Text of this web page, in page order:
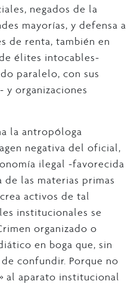
negados de la
mayorías, y defensa a
de renta, también en
élites intocables-
paralelo, con sus
organizaciones
la antropóloga
negativa del oficial,
ilegal -favorecida
de las materias primas
activos de tal
institucionales se
organizado o
en boga que, sin
confundir. Porque no
al aparato institucional